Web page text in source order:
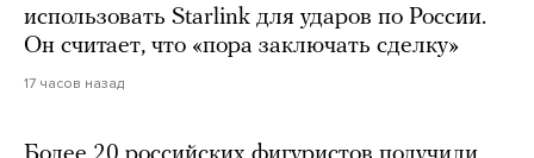
использовать Starlink для ударов по России.
Он считает, что «пора заключать сделку»
17 часов назад